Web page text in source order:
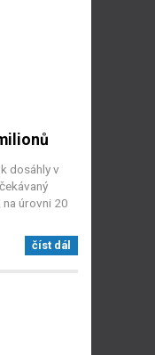
dosáhly v
úrovni 20
číst dál